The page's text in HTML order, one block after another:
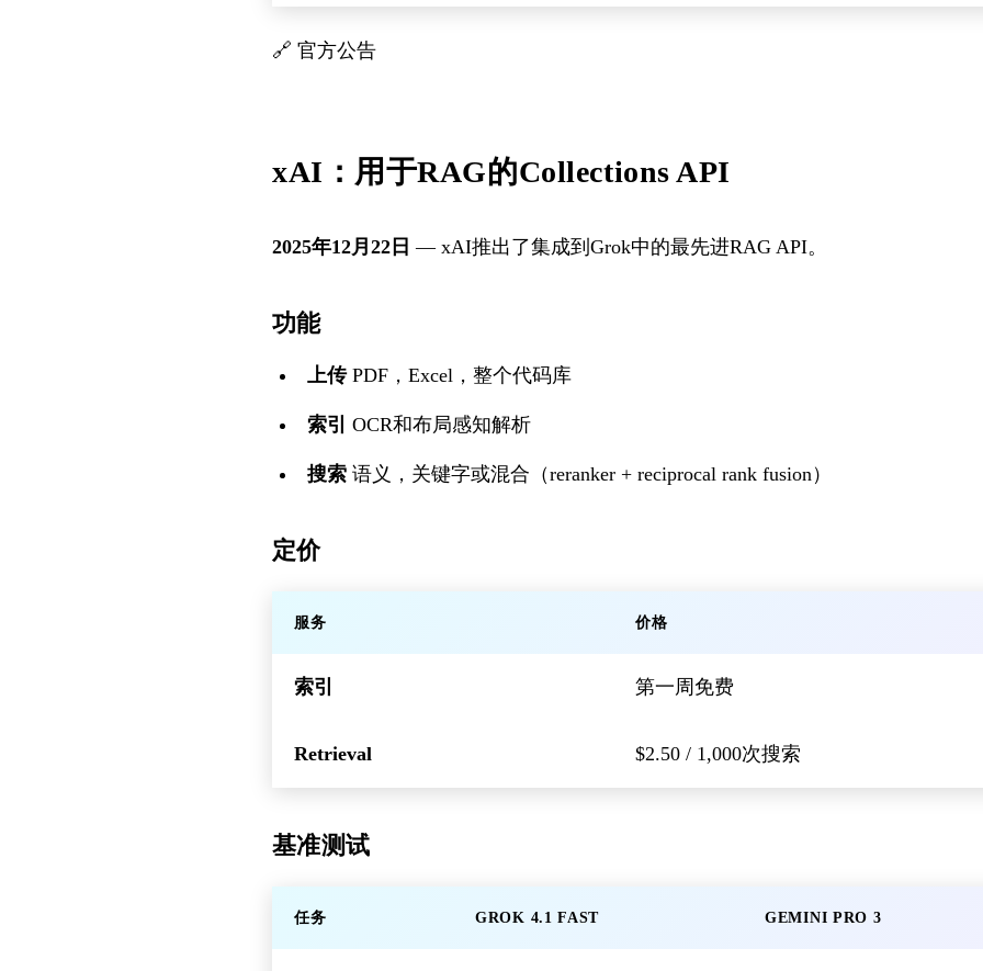
🔗 官方公告
xAI：用于RAG的Collections API
2025年12月22日 — xAI推出了集成到Grok中的最先进RAG API。
功能
上传PDF，Excel，整个代码库
索引 OCR和布局感知解析
搜索 语义，关键字或混合（reranker + reciprocal rank fusion）
定价
服务 价格
索引 第一周免费
Retrieval $2.50 / 1,000次搜索
基准测试
任务 GROK 4.1 FAST GEMINI PRO 3